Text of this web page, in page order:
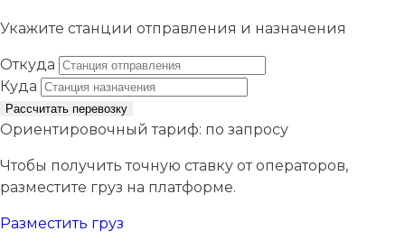
Укажите станции отправления и назначения
Откуда
Куда
Рассчитать перевозку
Ориентировочный тариф: по запросу
Чтобы получить точную ставку от операторов,
разместите груз на платформе.
Разместить груз